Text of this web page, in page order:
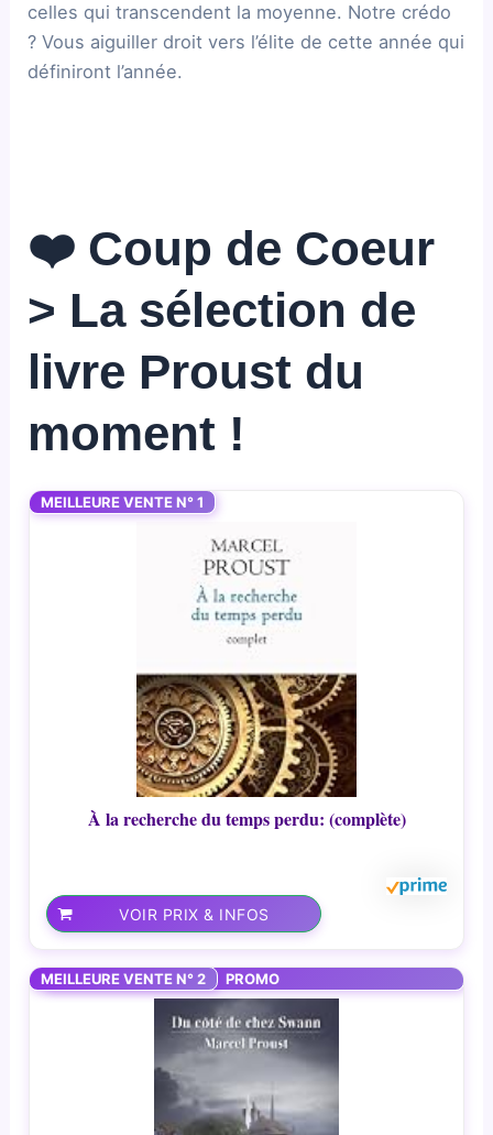
celles qui transcendent la moyenne. Notre crédo
? Vous aiguiller droit vers l’élite de cette année qui
définiront l’année.
❤️ Coup de Coeur
> La sélection de
livre Proust du
moment !
MEILLEURE VENTE N° 1
À la recherche du temps perdu: (complète)
VOIR PRIX & INFOS
PROMO
MEILLEURE VENTE N° 2